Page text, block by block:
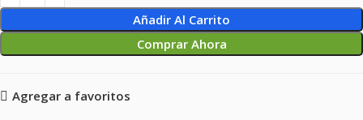
Añadir Al Carrito
Comprar Ahora
Agregar a favoritos